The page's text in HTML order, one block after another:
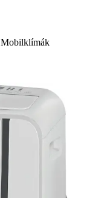
Mobilklímák